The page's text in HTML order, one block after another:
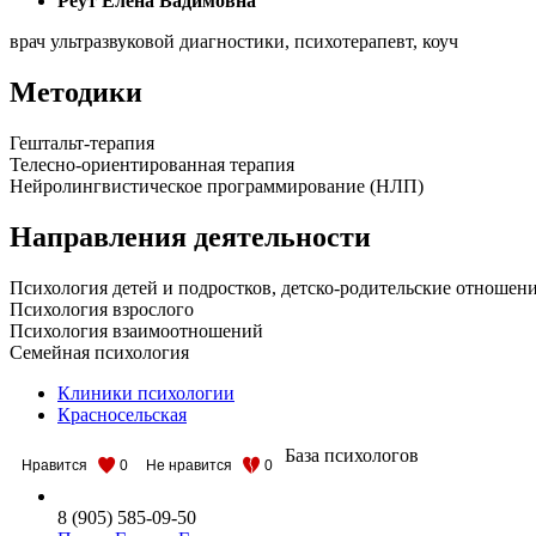
врач ультразвуковой диагностики, психотерапевт, коуч
Методики
Гештальт-терапия
Телесно-ориентированная терапия
Нейролингвистическое программирование (НЛП)
Направления деятельности
Психология детей и подростков, детско-родительские
Психология взрослого
Психология взаимоотношений
Семейная психология
Клиники психологии
Красносельская
Нравится 0 Не нравится 0 База психологов
8 (905) 585-09-50